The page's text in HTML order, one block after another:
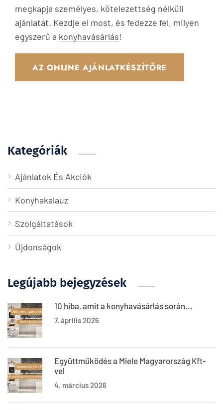
megkapja személyes, kötelezettség nélküli
ajánlatát. Kezdje el most, és fedezze fel, milyen
egyszerű a konyhavásárlás!
AZ ONLINE AJÁNLATKÉSZÍTŐRE
Kategóriák
Ajánlatok És Akciók
Konyhakalauz
Szolgáltatások
Újdonságok
Legújabb bejegyzések
10 hiba, amit a konyhavásárlás során...
7. április 2026
Együttműködés a Miele Magyarország Kft-
vel
4. március 2026